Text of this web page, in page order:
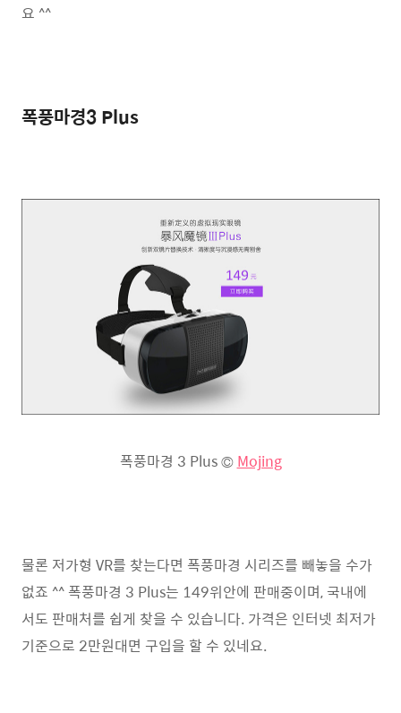
요 ^^
폭풍마경3 Plus
폭풍마경 3 Plus © Mojing
물론 저가형 VR를 찾는다면 폭풍마경 시리즈를 빼놓을 수가
없죠 ^^ 폭풍마경 3 Plus는 149위안에 판매중이며, 국내에
서도 판매처를 쉽게 찾을 수 있습니다. 가격은 인터넷 최저가
기준으로 2만원대면 구입을 할 수 있네요.